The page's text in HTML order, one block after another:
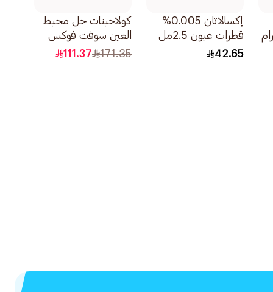
إكسالاتان 0.005%
قطرات عيون 2.5مل
42.65
كولاجينات جل محيط
العين سوفت فوكس
30مل
171.35
111.37